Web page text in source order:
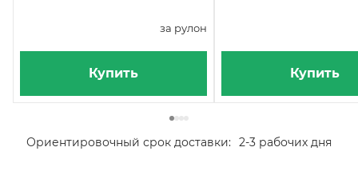
за рулон
Купить Купить
Ориентировочный срок доставки: 2-3 рабочих дня